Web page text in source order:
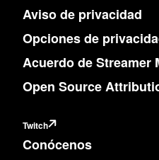
Aviso de privacidad
Opciones de
Acuerdo de Streamer
Open Source
Twitch
Conócenos